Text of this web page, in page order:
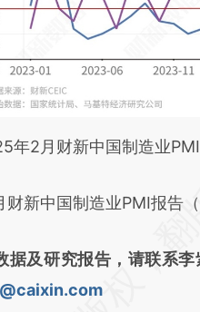
结开头增加这段话
真实意图存在偏差。不
2月财新中国制造业PMI
中国制造业PMI报告（
据及研究报告，请联系